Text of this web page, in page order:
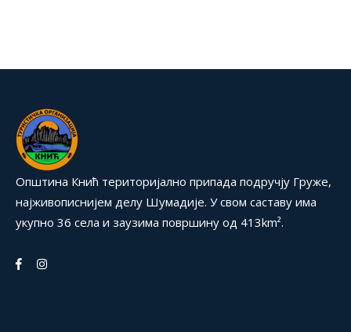
Општина Кнић територијално припада подручју Груже,
најживописнијем делу Шумадије. У свом саставу има
укупно 36 села и заузима површину од 413km².